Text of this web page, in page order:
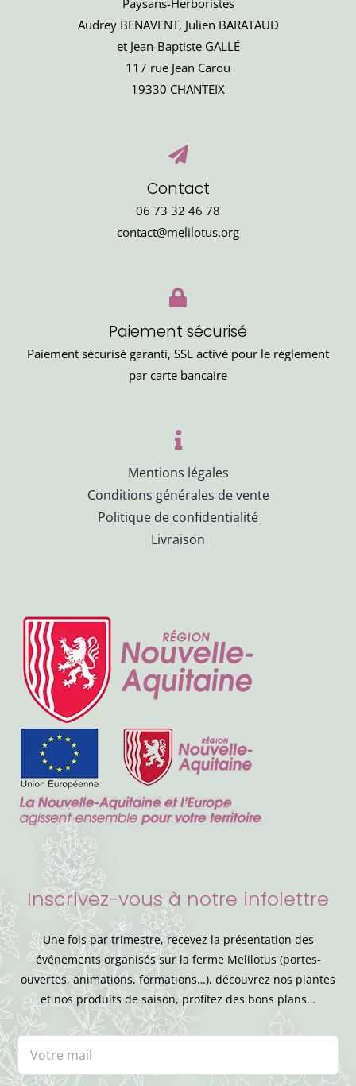
Paysans-Herboristes
Audrey BENAVENT, Julien BARATAUD
et Jean-Baptiste GALLÉ
117 rue Jean Carou
19330 CHANTEIX
Contact
06 73 32 46 78
contact@melilotus.org
Paiement sécurisé
Paiement sécurisé garanti, SSL activé pour le règlement
par carte bancaire
Mentions légales
Conditions générales de vente
Politique de confidentialité
Livraison
Inscrivez-vous à notre infolettre
Une fois par trimestre, recevez la présentation des
événements organisés sur la ferme Melilotus (portes-
ouvertes, animations, formations…), découvrez nos plantes
et nos produits de saison, profitez des bons plans…